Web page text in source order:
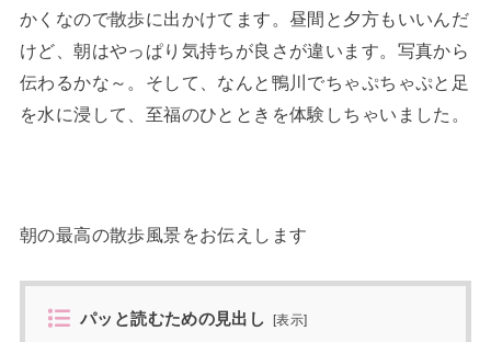
かくなので散歩に出かけてます。昼間と夕方もいいんだ
けど、朝はやっぱり気持ちが良さが違います。写真から
伝わるかな～。そして、なんと鴨川でちゃぷちゃぷと足
を水に浸して、至福のひとときを体験しちゃいました。
朝の最高の散歩風景をお伝えします
パッと読むための見出し [表示]